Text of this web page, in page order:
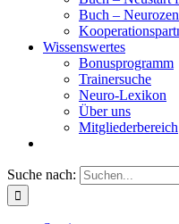
Buch –
Wissenswertes
Bonusprogramm
Trainersuche
Neuro-Lexikon
Über uns
Mitgliederbereich
Suche nach: